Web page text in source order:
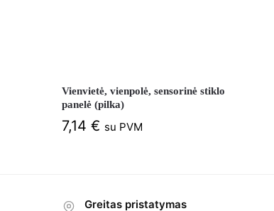
Vienvietė, vienpolė, sensorinė stiklo
panelė (pilka)
7,14€ su PVM
Greitas pristatymas